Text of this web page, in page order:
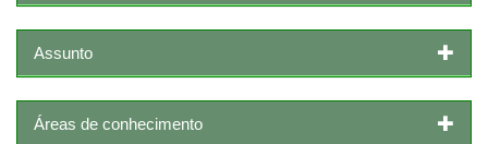
Assunto
Áreas de conhecimento